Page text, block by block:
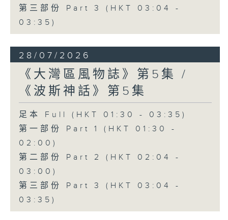
第三部份 Part 3 (HKT 03:04 -
03:35)
28/07/2026
《大灣區風物誌》第5集 /
《波斯神話》第5集
足本 Full (HKT 01:30 - 03:35)
第一部份 Part 1 (HKT 01:30 -
02:00)
第二部份 Part 2 (HKT 02:04 -
03:00)
第三部份 Part 3 (HKT 03:04 -
03:35)